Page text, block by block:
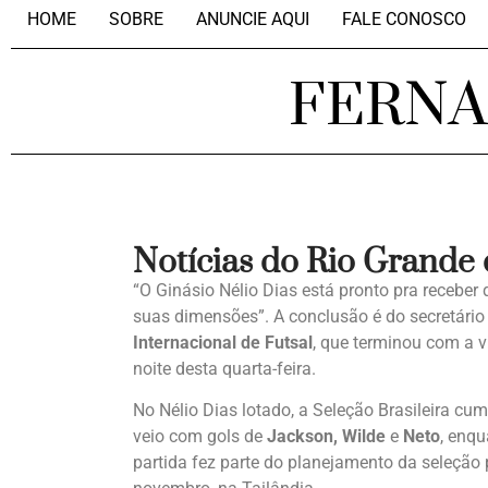
HOME SOBRE ANUNCIE AQUI FALE CONOSCO
Notícias do Rio Grande
“O Ginásio Nélio Dias está pronto pra
suas dimensões”. A conclusão é do
Internacional de Futsal, que terminou com a
noite desta quarta-feira.
No Nélio Dias lotado, a Seleção Brasileira
veio com gols de Jackson, Wilde e Neto,
partida fez parte do planejamento da seleção